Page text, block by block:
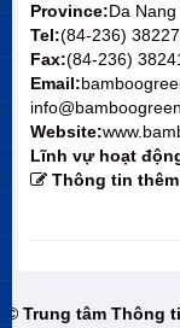
Province:Da Nang
Tel:(84-236)
Fax:(84-236)
Email:
Website:
Lĩnh vự hoạt
Thông tin
© Trung tâm Thông